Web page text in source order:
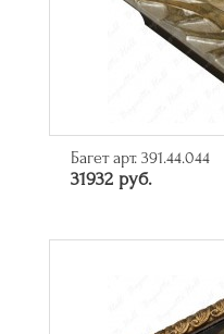
Багет арт. 391.44.044
31932 руб.